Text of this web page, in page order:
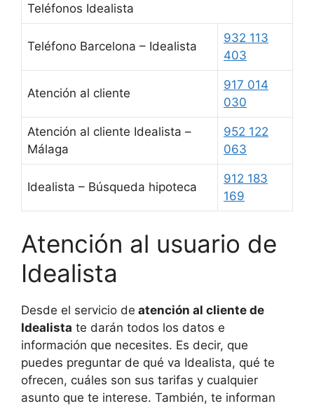
Teléfonos Idealista
Teléfono Barcelona – Idealista
932 113
403
Atención al cliente
917 014
030
Atención al cliente Idealista –
Málaga
952 122
063
Idealista – Búsqueda hipoteca
912 183
169
Atención al usuario de
Idealista
Desde el servicio de atención al cliente de
Idealista te darán todos los datos e
información que necesites. Es decir, que
puedes preguntar de qué va Idealista, qué te
ofrecen, cuáles son sus tarifas y cualquier
asunto que te interese. También, te informan